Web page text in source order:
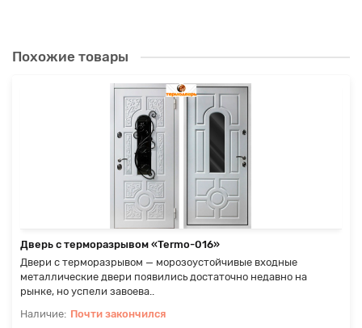
Похожие товары
Дверь с терморазрывом «Termo-016»
Двери с терморазрывом — морозоустойчивые входные
металлические двери появились достаточно недавно на
рынке, но успели завоева..
Почти закончился